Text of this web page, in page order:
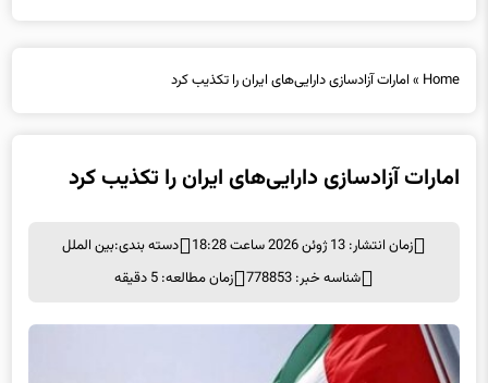
شناسه خبر: 778853
زمان مطالعه: 5 دقیقه